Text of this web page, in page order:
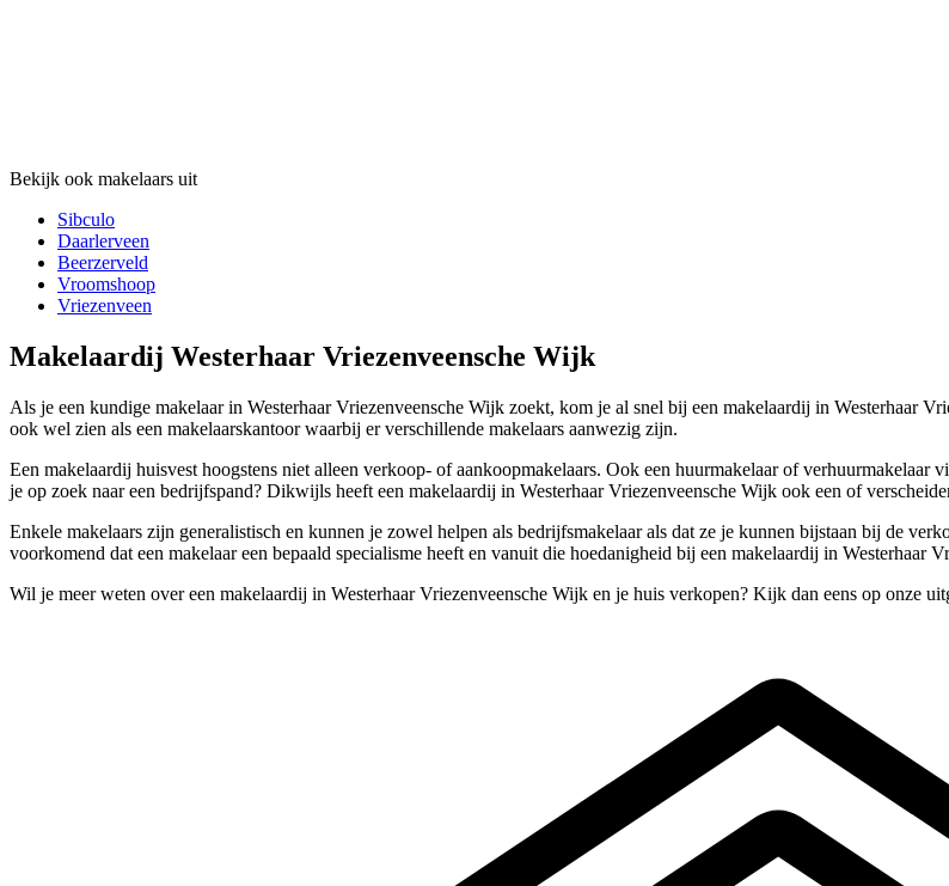
Bekijk ook makelaars uit
Sibculo
Daarlerveen
Beerzerveld
Vroomshoop
Vriezenveen
Makelaardij Westerhaar Vriezenveensche Wijk
Als je een kundige makelaar in Westerhaar Vriezenveensche Wijk zoekt, kom je al snel bij een makelaardij in Westerhaar
ook wel zien als een makelaarskantoor waarbij er verschillende makelaars aanwezig zijn.
Een makelaardij huisvest hoogstens niet alleen verkoop- of aankoopmakelaars. Ook een huurmakelaar of
je op zoek naar een bedrijfspand? Dikwijls heeft een makelaardij in Westerhaar Vriezenveensche Wijk ook een of
Enkele makelaars zijn generalistisch en kunnen je zowel helpen als bedrijfsmakelaar als dat ze je kunnen bijstaan bij de
voorkomend dat een makelaar een bepaald specialisme heeft en vanuit die hoedanigheid bij een makelaardij in Westerhaar
Wil je meer weten over een makelaardij in Westerhaar Vriezenveensche Wijk en je huis verkopen? Kijk dan eens op onze